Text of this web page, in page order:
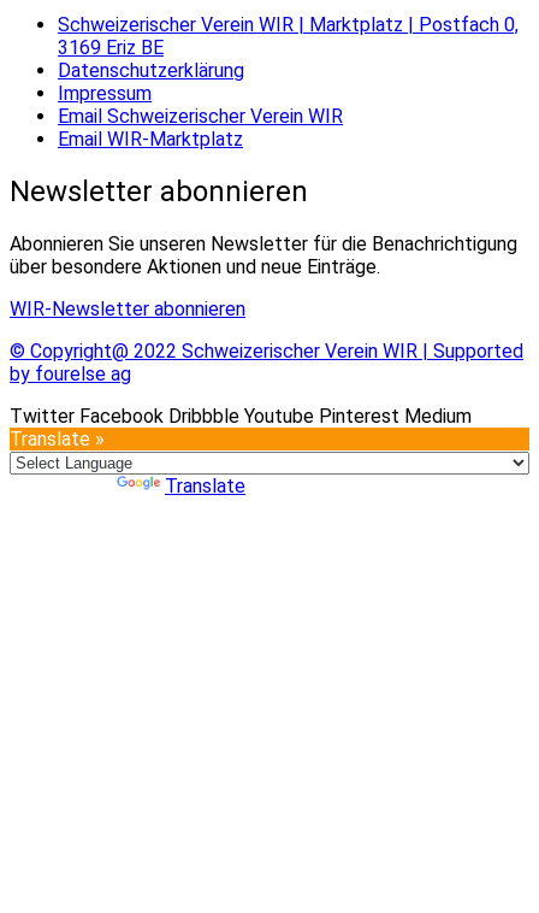
Schweizerischer Verein WIR | Marktplatz | Postfach 0,
3169 Eriz BE
Datenschutzerklärung
Impressum
Email Schweizerischer Verein WIR
Email WIR-Marktplatz
Newsletter abonnieren
Abonnieren Sie unseren Newsletter für die Benachrichtigung
über besondere Aktionen und neue Einträge.
WIR-Newsletter abonnieren
© Copyright@ 2022 Schweizerischer Verein WIR | Supported
by fourelse ag
Twitter Facebook Dribbble Youtube Pinterest Medium
Translate »
Translate